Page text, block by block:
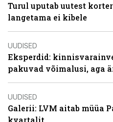
Turul uputab uutest
langetama ei kibele
UUDISED
Eksperdid:
pakuvad võimalusi, aga
UUDISED
Galerii: LVM aitab müüa
kvartalit